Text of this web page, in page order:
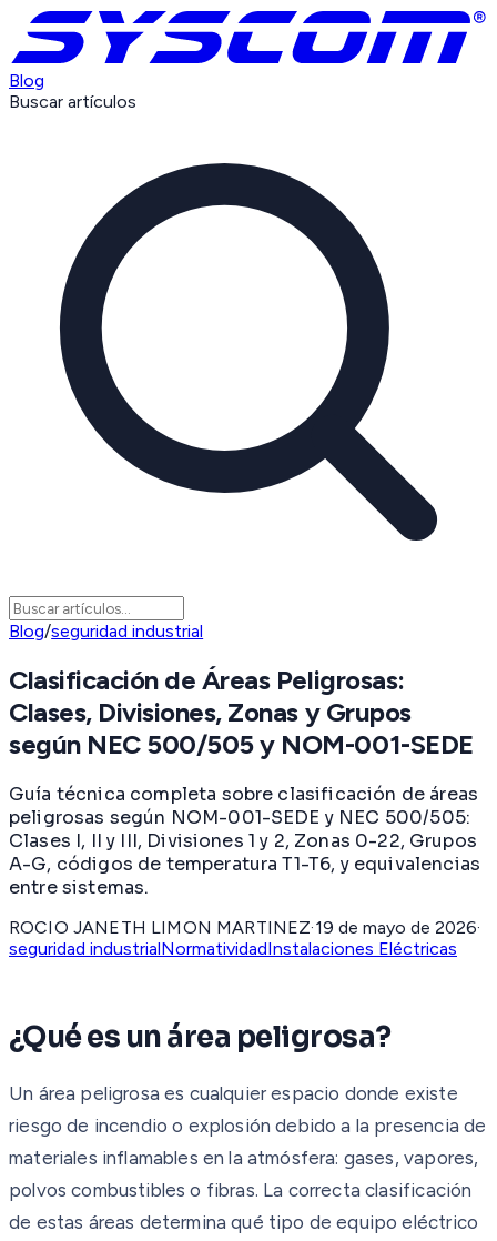
Blog
Buscar artículos
Blog/seguridad industrial
Clasificación de Áreas Peligrosas:
Clases, Divisiones, Zonas y Grupos
según NEC 500/505 y NOM-001-SEDE
Guía técnica completa sobre clasificación de áreas
peligrosas según NOM-001-SEDE y NEC 500/505:
Clases I, II y III, Divisiones 1 y 2, Zonas 0-22, Grupos
A-G, códigos de temperatura T1-T6, y equivalencias
entre sistemas.
ROCIO JANETH LIMON MARTINEZ·19 de mayo de 2026·
seguridad industrialNormatividadInstalaciones Eléctricas
¿Qué es un área peligrosa?
Un área peligrosa es cualquier espacio donde existe
riesgo de incendio o explosión debido a la presencia de
materiales inflamables en la atmósfera: gases, vapores,
polvos combustibles o fibras. La correcta clasificación
de estas áreas determina qué tipo de equipo eléctrico